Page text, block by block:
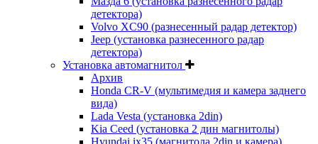
детектора)
Volvo XC90 (разнесенный радар детектор)
Jeep (установка разнесенного радар
детектора)
Установка автомагнитол
Архив
Honda CR-V (мультимедия и камера заднего
вида)
Lada Vesta (установка 2din)
Kia Ceed (установка 2 дин магнитолы)
Hyundai ix35 (магнитола 2din и камера)